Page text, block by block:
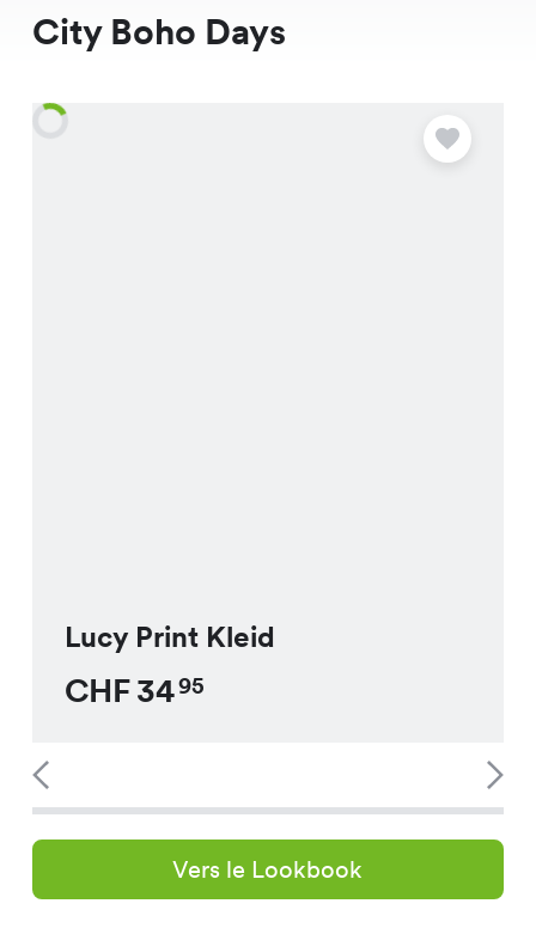
City Boho Days
Lucy Print Kleid
CHF3495
Vers le Lookbook